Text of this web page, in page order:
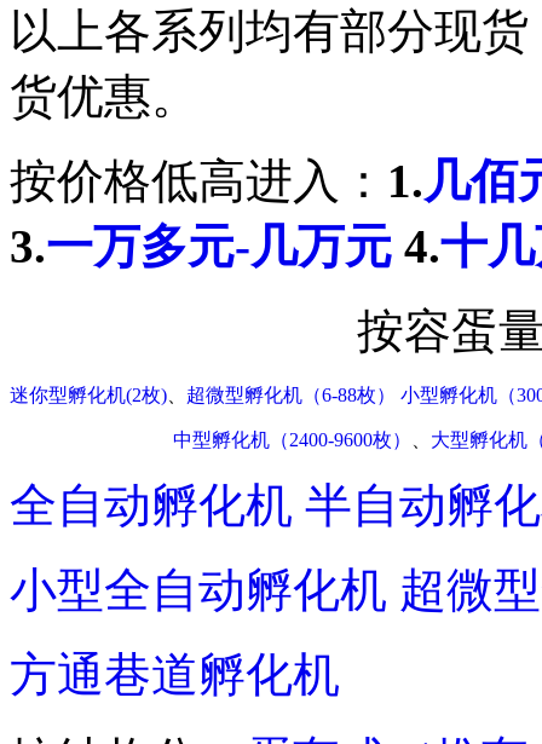
以上各系列均有部分现
货优惠。
按价格低高进入： 1.几佰
3.一万多元-几万元 4.十
按容蛋
迷你型孵化机(2枚) 超微型孵化机（6-88枚） 小型孵化机（
中型孵化机（2400-9600枚） 大型孵化机
全自动孵化机 半自动孵
小型全自动孵化机 超微
方通巷道孵化机